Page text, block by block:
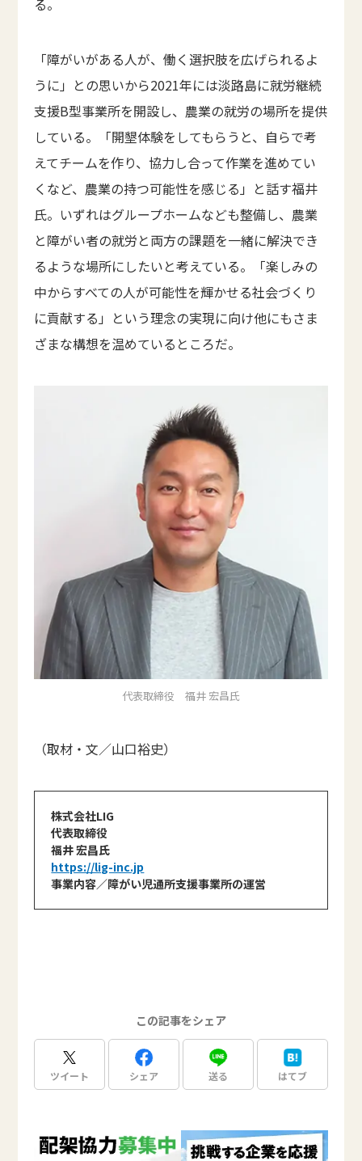
「障がいがある人が、働く選択肢を広げられるよ
うに」との思いから2021年には淡路島に就労継続
支援B型事業所を開設し、農業の就労の場所を提供
している。「開墾体験をしてもらうと、自らで考
えてチームを作り、協力し合って作業を進めてい
くなど、農業の持つ可能性を感じる」と話す福井
氏。いずれはグループホームなども整備し、農業
と障がい者の就労と両方の課題を一緒に解決でき
るような場所にしたいと考えている。「楽しみの
中からすべての人が可能性を輝かせる社会づくり
に貢献する」という理念の実現に向け他にもさま
ざまな構想を温めているところだ。
代表取締役 福井 宏昌氏
（取材・文／山口裕史）
株式会社LIG
代表取締役
福井 宏昌氏
https://lig-inc.jp
事業内容／障がい児通所支援事業所の運営
この記事をシェア
ツイート シェア 送る はてブ